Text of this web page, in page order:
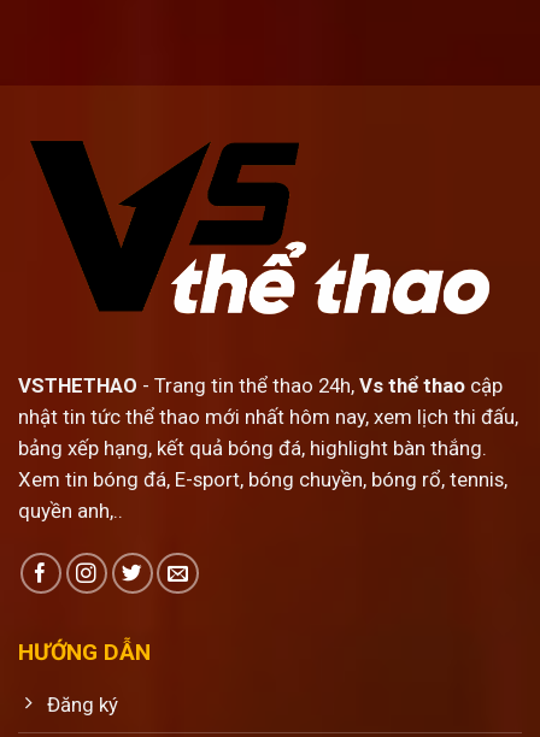
VSTHETHAO - Trang tin thể thao 24h, Vs thể thao cập
nhật tin tức thể thao mới nhất hôm nay, xem lịch thi đấu,
bảng xếp hạng, kết quả bóng đá, highlight bàn thắng.
Xem tin bóng đá, E-sport, bóng chuyền, bóng rổ, tennis,
quyền anh,..
HƯỚNG DẪN
Đăng ký